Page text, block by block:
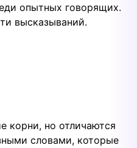
опытных говорящих.
высказываний.
корни, но отличаются
словами, которые